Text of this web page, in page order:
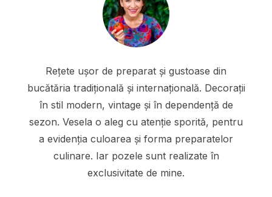
Rețete ușor de preparat și gustoase din
bucătăria tradițională și internațională. Decorații
în stil modern, vintage și în dependență de
sezon. Vesela o aleg cu atenție sporită, pentru
a evidenția culoarea și forma preparatelor
culinare. Iar pozele sunt realizate în
exclusivitate de mine.